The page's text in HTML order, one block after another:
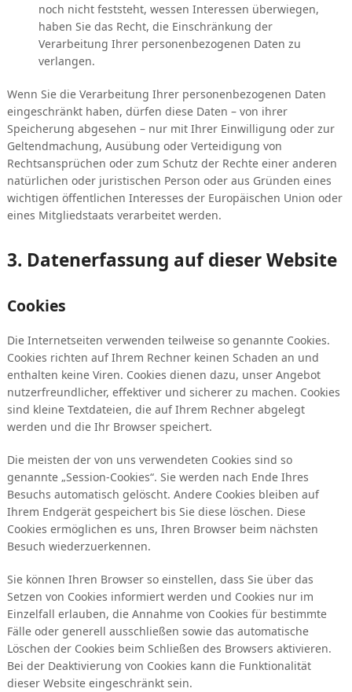
noch nicht feststeht, wessen Interessen überwiegen,
haben Sie das Recht, die Einschränkung der
Verarbeitung Ihrer personenbezogenen Daten zu
verlangen.
Wenn Sie die Verarbeitung Ihrer personenbezogenen Daten
eingeschränkt haben, dürfen diese Daten – von ihrer
Speicherung abgesehen – nur mit Ihrer Einwilligung oder zur
Geltendmachung, Ausübung oder Verteidigung von
Rechtsansprüchen oder zum Schutz der Rechte einer anderen
natürlichen oder juristischen Person oder aus Gründen eines
wichtigen öffentlichen Interesses der Europäischen Union oder
eines Mitgliedstaats verarbeitet werden.
3. Datenerfassung auf dieser Website
Cookies
Die Internetseiten verwenden teilweise so genannte Cookies.
Cookies richten auf Ihrem Rechner keinen Schaden an und
enthalten keine Viren. Cookies dienen dazu, unser Angebot
nutzerfreundlicher, effektiver und sicherer zu machen. Cookies
sind kleine Textdateien, die auf Ihrem Rechner abgelegt
werden und die Ihr Browser speichert.
Die meisten der von uns verwendeten Cookies sind so
genannte „Session-Cookies“. Sie werden nach Ende Ihres
Besuchs automatisch gelöscht. Andere Cookies bleiben auf
Ihrem Endgerät gespeichert bis Sie diese löschen. Diese
Cookies ermöglichen es uns, Ihren Browser beim nächsten
Besuch wiederzuerkennen.
Sie können Ihren Browser so einstellen, dass Sie über das
Setzen von Cookies informiert werden und Cookies nur im
Einzelfall erlauben, die Annahme von Cookies für bestimmte
Fälle oder generell ausschließen sowie das automatische
Löschen der Cookies beim Schließen des Browsers aktivieren.
Bei der Deaktivierung von Cookies kann die Funktionalität
dieser Website eingeschränkt sein.